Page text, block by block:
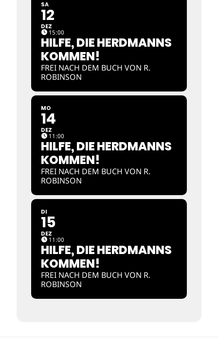
SA
12
DEZ
15:00
HILFE, DIE HERDMANNS
KOMMEN!
FREI NACH DEM BUCH VON R.
ROBINSON
MO
14
DEZ
11:00
HILFE, DIE HERDMANNS
KOMMEN!
FREI NACH DEM BUCH VON R.
ROBINSON
DI
15
DEZ
11:00
HILFE, DIE HERDMANNS
KOMMEN!
FREI NACH DEM BUCH VON R.
ROBINSON